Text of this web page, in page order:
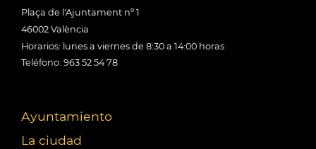
Plaça de l'Ajuntament nº 1
46002 València
Horarios: lunes a viernes de 8:30 a 14:00 horas
Teléfono: 963 52 54 78
Ayuntamiento
La ciudad